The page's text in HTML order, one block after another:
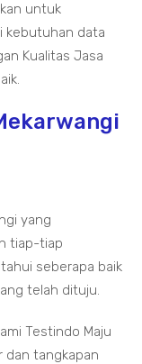
untuk
kebutuhan data
Kualitas Jasa
yang
tiap-tiap
seberapa baik
telah dituju.
Testindo Maju
dan tangkapan